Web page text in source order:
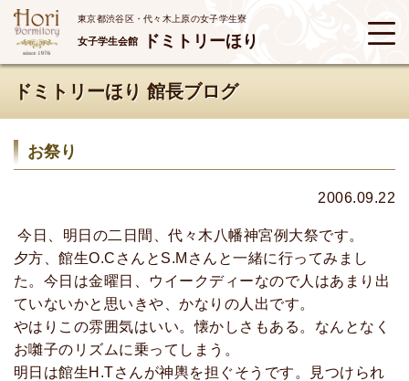
東京都渋谷区・代々木上原の女子学生寮
女子学生会館 ドミトリーほり
ドミトリーほり 館長ブログ
お祭り
2006.09.22
今日、明日の二日間、代々木八幡神宮例大祭です。
夕方、館生O.CさんとS.Mさんと一緒に行ってみまし
た。今日は金曜日、ウイークディーなので人はあまり出
ていないかと思いきや、かなりの人出です。
やはりこの雰囲気はいい。懐かしさもある。なんとなく
お囃子のリズムに乗ってしまう。
明日は館生H.Tさんが神輿を担ぐそうです。見つけられ